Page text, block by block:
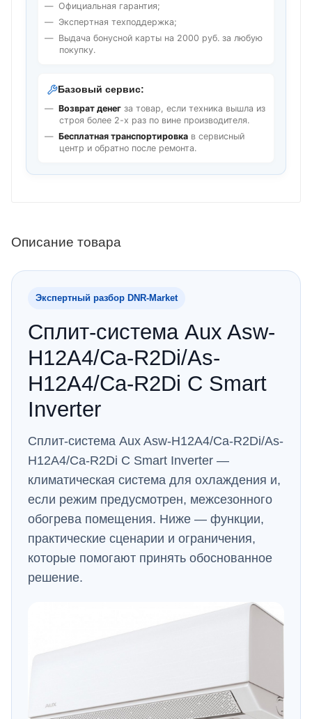
Официальная гарантия;
Экспертная техподдержка;
Выдача бонусной карты на 2000 руб. за любую
покупку.
Базовый сервис:
Возврат денег за товар, если техника вышла из
строя более 2-х раз по вине производителя.
Бесплатная транспортировка в сервисный
центр и обратно после ремонта.
Описание товара
Экспертный разбор DNR‑Market
Сплит-система Aux Asw-
H12A4/Ca-R2Di/As-
H12A4/Ca-R2Di C Smart
Inverter
Сплит-система Aux Asw-H12A4/Ca-R2Di/As-
H12A4/Ca-R2Di C Smart Inverter —
климатическая система для охлаждения и,
если режим предусмотрен, межсезонного
обогрева помещения. Ниже — функции,
практические сценарии и ограничения,
которые помогают принять обоснованное
решение.